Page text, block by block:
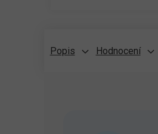
Popis Hodnocení